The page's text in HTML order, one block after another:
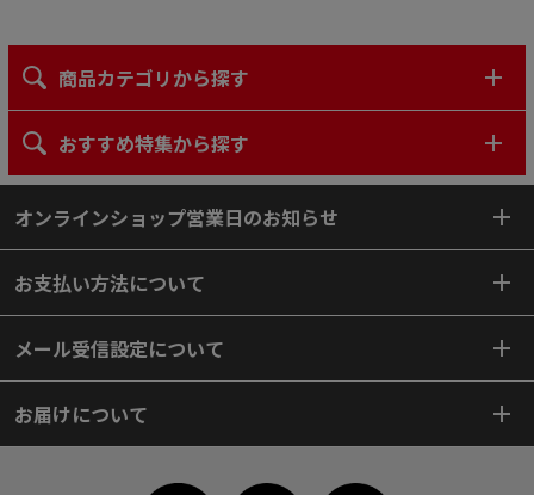
商品カテゴリから探す
おすすめ特集から探す
オンラインショップ営業日のお知らせ
お支払い方法について
メール受信設定について
お届けについて